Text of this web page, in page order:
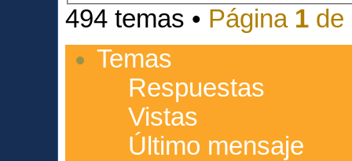
494 temas • Página 1 de
Temas
Respuestas
Vistas
Último mensaje